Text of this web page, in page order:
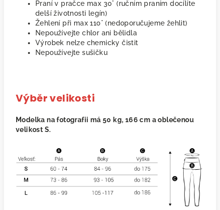
Praní v pračce max 30° (ručním praním docílíte
delší životnosti legín)
Žehlení při max 110° (nedoporučujeme žehlit)
Nepoužívejte chlor ani bělidla
Výrobek nelze chemicky čistit
Nepoužívejte sušičku
Výběr velikosti
Modelka na fotografii má 50 kg, 166 cm a oblečenou
velikost S.